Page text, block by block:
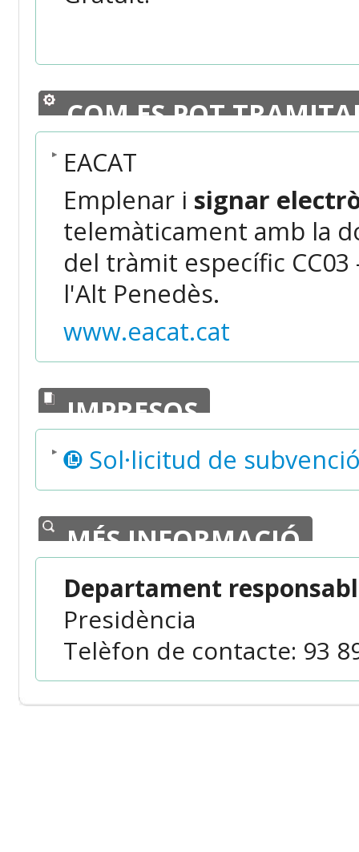
COM ES POT
EACAT
Emplenar i signar
telemàticament amb la
del tràmit específic
l'Alt Penedès.
www.eacat.cat
IMPRESOS
Sol·licitud de
MÉS INFORMACIÓ
Departament
Presidència
Telèfon de contacte: 93